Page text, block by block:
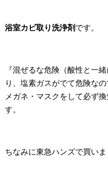
浴室カビ取り洗浄剤 です。
『混ぜるな危険（酸性と一
り、塩素ガスがでて危険な
メガネ・マスクをして必ず
す。
ちなみに東急ハンズで買いま